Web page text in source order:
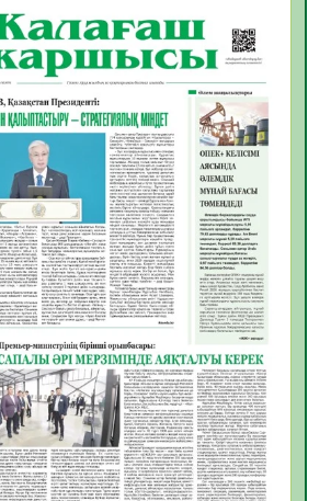
ауруларға қарсы иммундау
тиімділігі
51
туралы
48
туралы мәлімет
47
облысы полиция
20 мыңнан астам
қамтамасыз етті
60
«САНАЛЫ ҰРПАҚ –
АТТЫ КЕҢЕЙТІЛГЕН
61